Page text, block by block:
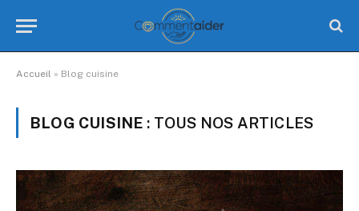
Accueil » Blog cuisine
BLOG CUISINE : TOUS NOS ARTICLES